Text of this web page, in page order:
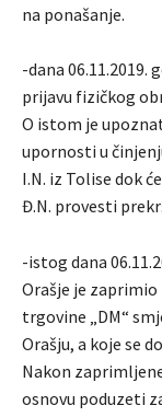
na ponašanje.
-dana 06.11.2019.
prijavu fizičkog
O istom je
upornosti u
I.N. iz Tolise dok
Đ.N. provesti
-istog dana
Orašje je
trgovine „DM“
Orašju, a koje se
Nakon
osnovu poduzeti